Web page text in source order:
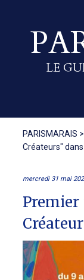
LE
PARISMARAIS >
Créateurs" dans
mercredi 31 mai